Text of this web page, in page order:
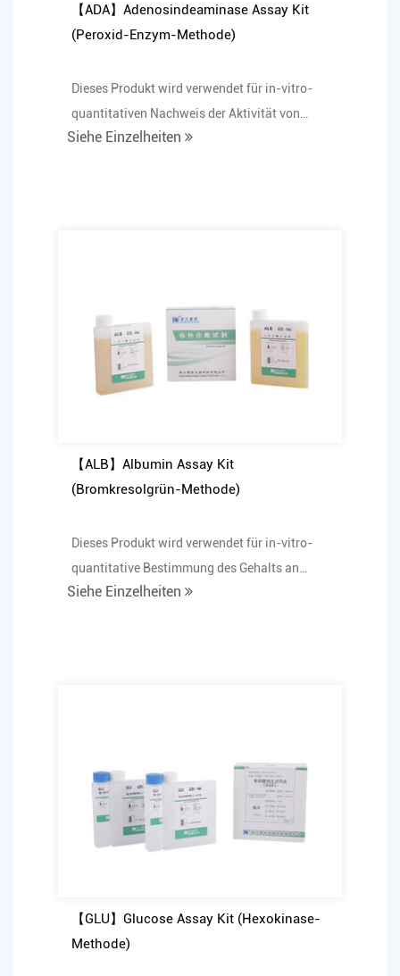
【ADA】Adenosindeaminase Assay Kit
(Peroxid-Enzym-Methode)
Dieses Produkt wird verwendet für in-vitro-
quantitativen Nachweis der Aktivität von
Adenosindeaminas...
Siehe Einzelheiten
【ALB】Albumin Assay Kit
(Bromkresolgrün-Methode)
Dieses Produkt wird verwendet für in-vitro-
quantitative Bestimmung des Gehalts an
Albumin im Humanse...
Siehe Einzelheiten
【GLU】Glucose Assay Kit (Hexokinase-
Methode)